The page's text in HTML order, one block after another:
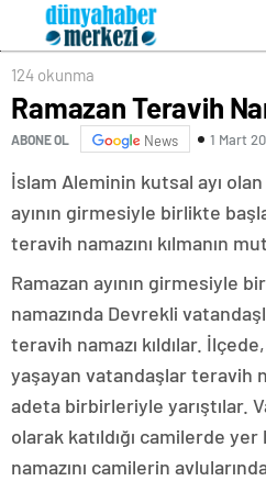
124 okunma
Ramazan Teravih
ABONE OL News 1 Mart
İslam Aleminin kutsal ayı olan
ayının girmesiyle birlikte
teravih namazını kılmanın
Ramazan ayının girmesiyle
namazında Devrekli
teravih namazı kıldılar.
yaşayan vatandaşlar teravih
adeta birbirleriyle yarıştılar.
olarak katıldığı camilerde
namazını camilerin